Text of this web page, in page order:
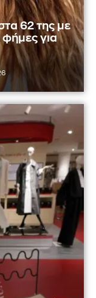
62 της με
για